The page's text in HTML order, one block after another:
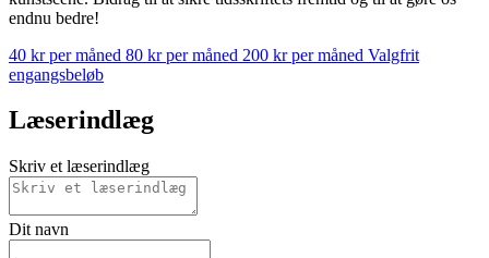
endnu bedre!
40 kr per måned 80 kr per måned 200 kr per måned Valgfrit
engangsbeløb
Læserindlæg
Skriv et læserindlæg
Dit navn